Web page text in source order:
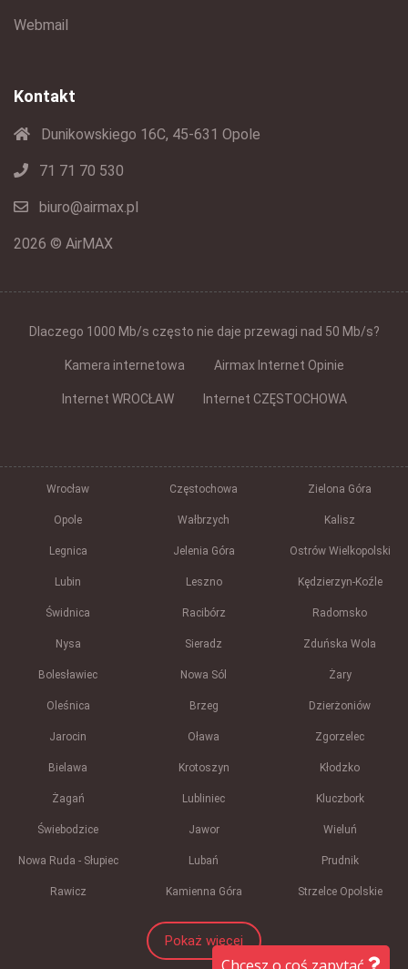
Webmail
Kontakt
Dunikowskiego 16C, 45-631 Opole
71 71 70 530
biuro@airmax.pl
2026 © AirMAX
Dlaczego 1000 Mb/s często nie daje przewagi nad 50 Mb/s?
Kamera internetowa Airmax Internet Opinie
Internet WROCŁAW Internet CZĘSTOCHOWA
Wrocław Częstochowa Zielona Góra
Opole Wałbrzych Kalisz
Legnica Jelenia Góra Ostrów Wielkopolski
Lubin Leszno Kędzierzyn-Koźle
Świdnica Racibórz Radomsko
Nysa Sieradz Zduńska Wola
Bolesławiec Nowa Sól Żary
Oleśnica Brzeg Dzierżoniów
Jarocin Oława Zgorzelec
Bielawa Krotoszyn Kłodzko
Żagań Lubliniec Kluczbork
Świebodzice Jawor Wieluń
Nowa Ruda - Słupiec Lubań Prudnik
Rawicz Kamienna Góra Strzelce Opolskie
Pokaż więcej